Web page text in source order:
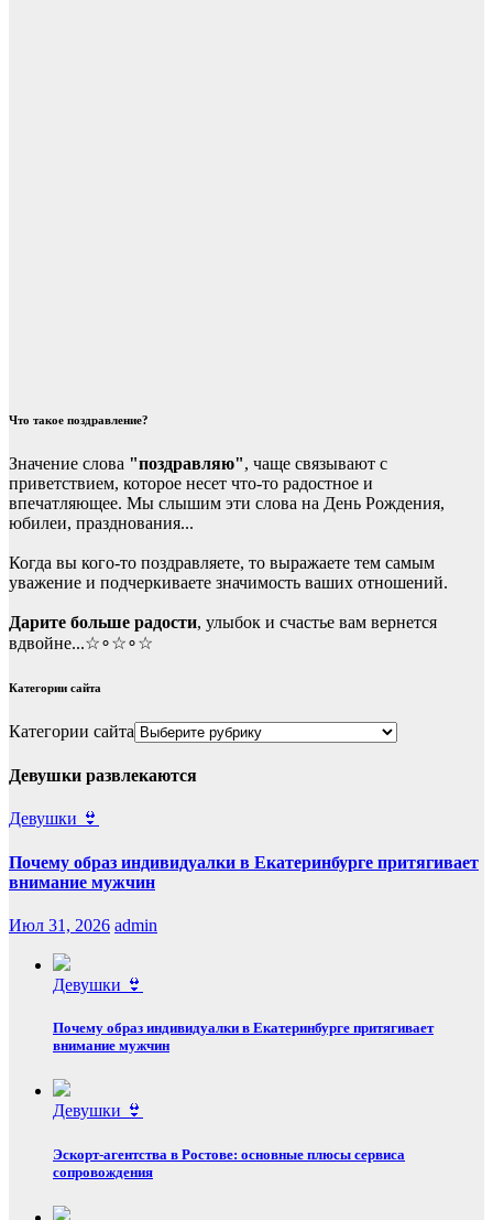
Что такое поздравление?
Значение слова "поздравляю", чаще связывают с
приветствием, которое несет что-то радостное и
впечатляющее. Мы слышим эти слова на День Рождения,
юбилеи, празднования...
Когда вы кого-то поздравляете, то выражаете тем самым
уважение и подчеркиваете значимость ваших отношений.
Дарите больше радости, улыбок и счастье вам вернется
вдвойне...☆∘☆∘☆
Категории сайта
Категории сайта
Девушки развлекаются
Девушки 👙
Почему образ индивидуалки в Екатеринбурге притягивает
внимание мужчин
Июл 31, 2026 admin
Девушки 👙
Почему образ индивидуалки в Екатеринбурге притягивает
внимание мужчин
Девушки 👙
Эскорт‑агентства в Ростове: основные плюсы сервиса
сопровождения